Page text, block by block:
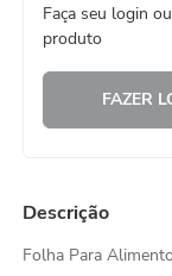
Faça seu login
produto
FAZER
Descrição
Folha Para